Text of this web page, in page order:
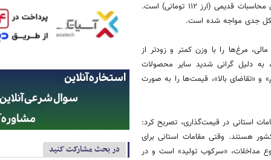
۳. عدم اصلاح اعتبار کالابرگ‌ها: اعتبار یک میلیون تومانی کالابرگ‌ها بر اساس محاسبات قدیمی (ارز ۱۱۲ تومانی) است.
جدی مواجه شده است.
مرغ‌ها را با وزن کمتر و زودتر از
به دلیل گرانی شدید سایر محصولات
و «تقاضای بالا»، قیمت‌ها را به صورت
استانی در قیمت‌گذاری، تصریح کرد:
استان قطب اصلی تولید کشور هستند. وقتی مقامات استانی برای
مداخلات، «سرکوب تولید» است و در
در بحث مشارکت کنید